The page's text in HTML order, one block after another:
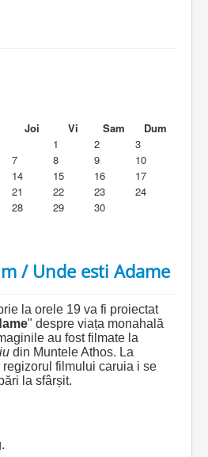
Joi Vi Sam
Dum
1
2
3
7 8 9
10
14 15 16
17
21 22 23
24
28 29 30
/ Unde esti Adame
la orele 19 va fi proiectat
" despre viața monahală
au fost filmate la
din Muntele Athos. La
filmului caruia i se
la sfârșit.